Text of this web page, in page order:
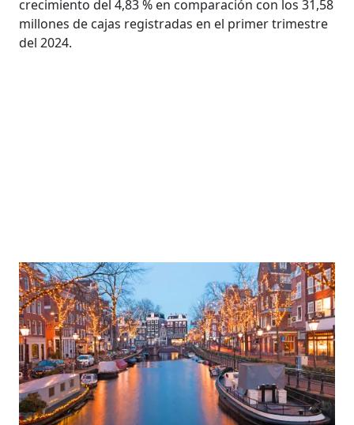
crecimiento del 4,83 % en comparación con los 31,58
millones de cajas registradas en el primer trimestre
del 2024.